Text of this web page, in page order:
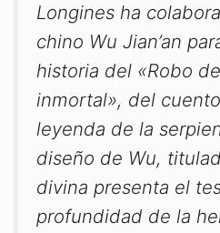
Longines ha
chino Wu Jian’an
historia del «Robo
inmortal», del
leyenda de la
diseño de Wu,
divina presenta el
profundidad de la